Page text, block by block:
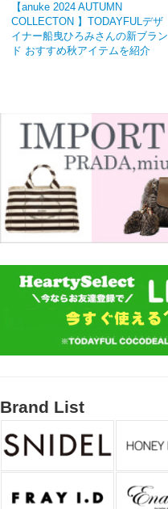
【anuke 2024 AUTUMN
COLLECTON 】TODAYFULデザ
イナー船曳ひろみさんの新ブラン
ド おすすめ秋アイテムを紹介
Brand List